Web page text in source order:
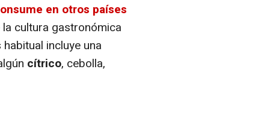
en otros países
cultura gastronómica
incluye una
cítrico, cebolla,